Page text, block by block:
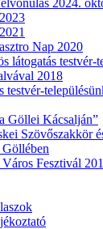
2024.
Nap 2020
látogatás testvér-
2018
testvér-
Göllei Kácsalján”
Szövőszakkör
Fesztivál